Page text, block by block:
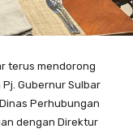
terus mendorong
Gubernur Sulbar
Perhubungan
dengan Direktur